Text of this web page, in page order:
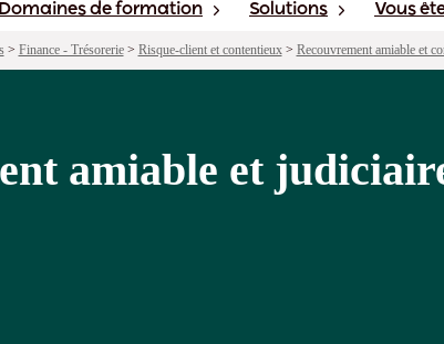
de formation Solutions Vous
> Finance - Trésorerie> Risque-client et contentieux> Recouvrement amiable et
amiable et